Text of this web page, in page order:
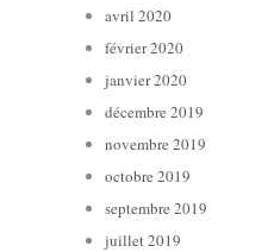
avril 2020
février 2020
janvier 2020
décembre 2019
novembre 2019
octobre 2019
septembre 2019
juillet 2019